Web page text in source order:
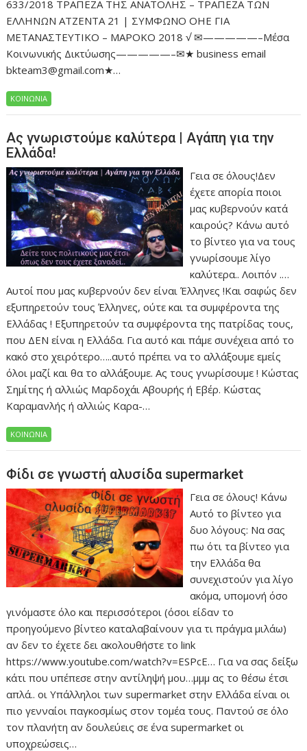
633/2018 ΤΡΑΠΕΖΑ ΤΗΣ ΑΝΑΤΟΛΗΣ – ΤΡΑΠΕΖΑ ΤΩΝ
ΕΛΛΗΝΩΝ ΑΤΖΕΝΤΑ 21 | ΣΥΜΦΩΝΟ ΟΗΕ ΓΙΑ
ΜΕΤΑΝΑΣΤΕΥΤΙΚΟ – ΜΑΡΟΚΟ 2018 √ ✉—————–Μέσα
Κοινωνικής Δικτύωσης—————–✉★ business email
bkteam3@gmail.com★…
ΚΟΙΝΩΝΙΑ
Ας γνωριστούμε καλύτερα | Αγάπη για την
Ελλάδα!
Γεια σε όλους!Δεν
έχετε απορία ποιοι
μας κυβερνούν κατά
καιρούς? Κάνω αυτό
το βίντεο για να τους
γνωρίσουμε λίγο
καλύτερα.. Λοιπόν .…
Αυτοί που μας κυβερνούν δεν είναι Έλληνες !Και σαφώς δεν
εξυπηρετούν τους Έλληνες, ούτε και τα συμφέροντα της
Ελλάδας ! Εξυπηρετούν τα συμφέροντα της πατρίδας τους,
που ΔΕΝ είναι η Ελλάδα. Για αυτό και πάμε συνέχεια από το
κακό στο χειρότερο…..αυτό πρέπει να το αλλάξουμε εμείς
όλοι μαζί και θα το αλλάξουμε. Ας τους γνωρίσουμε ! Κώστας
Σημίτης ή αλλιώς Μαρδοχάι Αβουρής ή Εβέρ. Κώστας
Καραμανλής ή αλλιώς Καρα-…
ΚΟΙΝΩΝΙΑ
Φίδι σε γνωστή αλυσίδα supermarket
Γεια σε όλους! Κάνω
Αυτό το βίντεο για
δυο λόγους: Nα σας
πω ότι τα βίντεο για
την Ελλάδα θα
συνεχιστούν για λίγο
ακόμα, υπομονή όσο
γινόμαστε όλο και περισσότεροι (όσοι είδαν το
προηγούμενο βίντεο καταλαβαίνουν για τι πράγμα μιλάω)
αν δεν το έχετε δει ακολουθήστε το link
https://www.youtube.com/watch?v=ESPcE… Για να σας δείξω
κάτι που υπέπεσε στην αντίληψή μου…μμμ ας το θέσω έτσι
απλά.. οι Υπάλληλοι των supermarket στην Ελλάδα είναι οι
πιο γενναίοι παγκοσμίως στον τομέα τους. Παντού σε όλο
τον πλανήτη αν δουλεύεις σε ένα supermarket οι
υποχρεώσεις…